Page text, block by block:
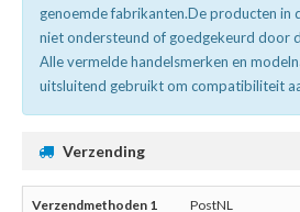
genoemde fabrikanten.De producten in
niet ondersteund of goedgekeurd door
Alle vermelde handelsmerken en
uitsluitend gebruikt om compatibiliteit
Verzending
PostNL